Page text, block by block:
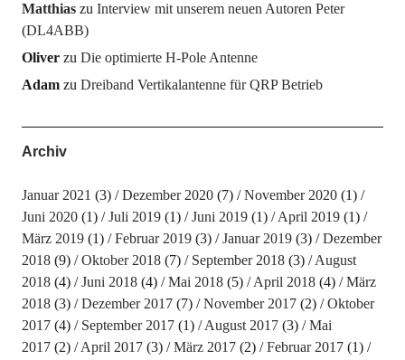
Matthiaszu Interview mit unserem neuen Autoren Peter
(DL4ABB)
Oliverzu Die optimierte H-Pole Antenne
Adamzu Dreiband Vertikalantenne für QRP Betrieb
Archiv
Januar 2021 (3) Dezember 2020(7) November 2020(1)
Juni 2020(1) Juli 2019(1) Juni 2019(1) April 2019(1)
März 2019(1) Februar 2019(3) Januar 2019(3)
Dezember
2018(9) Oktober 2018(7) September 2018(3)
August
2018(4) Juni 2018(4) Mai 2018(5) April 2018(4)
März
2018(3) Dezember 2017(7) November 2017(2)
Oktober
2017(4) September 2017(1) August 2017(3)
Mai
2017(2) April 2017(3) März 2017(2) Februar 2017(1)